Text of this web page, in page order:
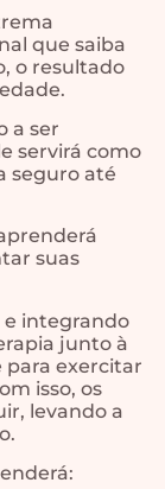
que saiba
o resultado
a ser
servirá como
seguro até
suas
e integrando
junto à
para exercitar
isso, os
levando a